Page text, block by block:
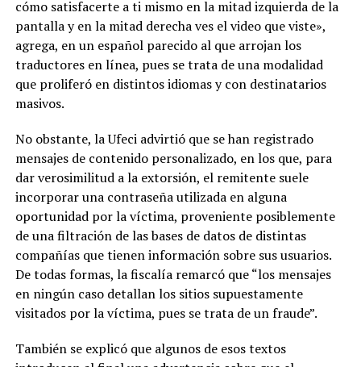
cómo satisfacerte a ti mismo en la mitad izquierda de la
pantalla y en la mitad derecha ves el video que viste»,
agrega, en un español parecido al que arrojan los
traductores en línea, pues se trata de una modalidad
que proliferó en distintos idiomas y con destinatarios
masivos.
No obstante, la Ufeci advirtió que se han registrado
mensajes de contenido personalizado, en los que, para
dar verosimilitud a la extorsión, el remitente suele
incorporar una contraseña utilizada en alguna
oportunidad por la víctima, proveniente posiblemente
de una filtración de las bases de datos de distintas
compañías que tienen información sobre sus usuarios.
De todas formas, la fiscalía remarcó que “los mensajes
en ningún caso detallan los sitios supuestamente
visitados por la víctima, pues se trata de un fraude”.
También se explicó que algunos de esos textos